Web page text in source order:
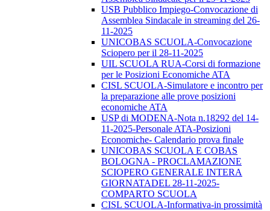
USB Pubblico Impiego-Convocazione di
Assemblea Sindacale in streaming del 26-
11-2025
UNICOBAS SCUOLA-Convocazione
Sciopero per il 28-11-2025
UIL SCUOLA RUA-Corsi di formazione
per le Posizioni Economiche ATA
CISL SCUOLA-Simulatore e incontro per
la preparazione alle prove posizioni
economiche ATA
USP di MODENA-Nota n.18292 del 14-
11-2025-Personale ATA-Posizioni
Economiche- Calendario prova finale
UNICOBAS SCUOLA E COBAS
BOLOGNA - PROCLAMAZIONE
SCIOPERO GENERALE INTERA
GIORNATADEL 28-11-2025-
COMPARTO SCUOLA
CISL SCUOLA-Informativa-in prossimità